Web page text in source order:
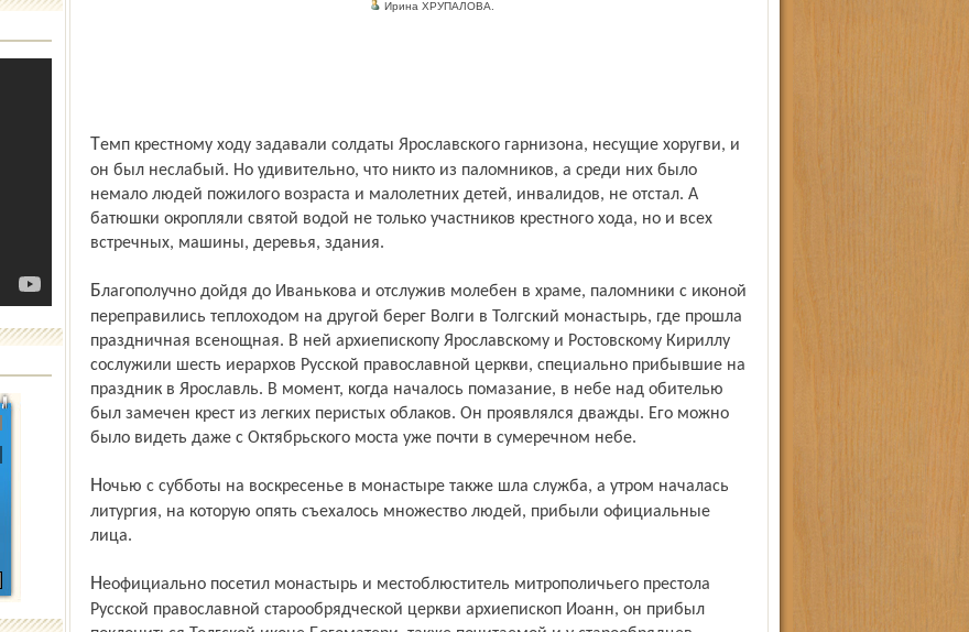
Ирина ХРУПАЛОВА.
Темп крестному ходу задавали солдаты Ярославского гарнизона, несущие хоругви, и
он был неслабый. Но удивительно, что никто из паломников, а среди них было
немало людей пожилого возраста и малолетних детей, инвалидов, не отстал. А
батюшки окропляли святой водой не только участников крестного хода, но и всех
встречных, машины, деревья, здания.
Благополучно дойдя до Иванькова и отслужив молебен в храме, паломники с иконой
переправились теплоходом на другой берег Волги в Толгский монастырь, где прошла
праздничная всенощная. В ней архиепископу Ярославскому и Ростовскому Кириллу
сослужили шесть иерархов Русской православной церкви, специально прибывшие на
праздник в Ярославль. В момент, когда началось помазание, в небе над обителью
был замечен крест из легких перистых облаков. Он проявлялся дважды. Его можно
было видеть даже с Октябрь­ского моста уже почти в сумеречном небе.
Ночью с субботы на воскресенье в монастыре также шла служба, а утром началась
литургия, на которую опять съехалось множество людей, прибыли официальные
лица.
Неофициально посетил монастырь и местоблюститель митрополичьего престола
Русской православной старообрядческой церкви архиепископ Иоанн, он прибыл